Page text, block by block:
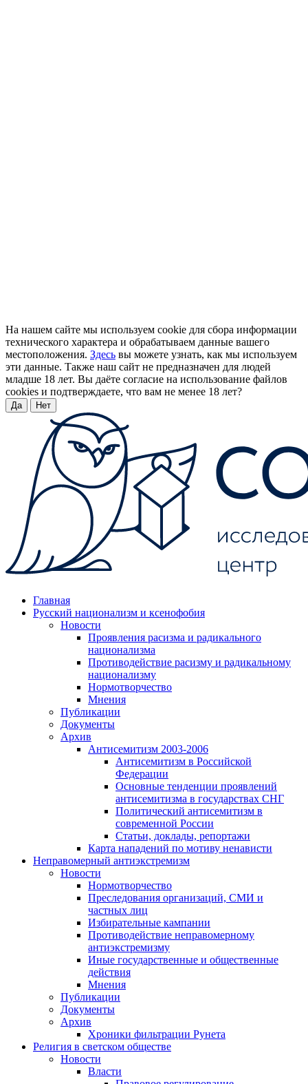
На нашем сайте мы используем cookie для сбора информации
технического характера и обрабатываем данные вашего
местоположения. Здесь вы можете узнать, как мы используем
эти данные. Также наш сайт не предназначен для людей
младше 18 лет. Вы даёте согласие на использование файлов
cookies и подтверждаете, что вам не менее 18 лет?
Да Нет
Главная
Русский национализм и ксенофобия
Новости
Проявления расизма и радикального
национализма
Противодействие расизму и радикальному
национализму
Нормотворчество
Мнения
Публикации
Документы
Архив
Антисемитизм 2003-2006
Антисемитизм в Российской
Федерации
Основные тенденции проявлений
антисемитизма в государствах СНГ
Политический антисемитизм в
современной России
Статьи, доклады, репортажи
Карта нападений по мотиву ненависти
Неправомерный антиэкстремизм
Новости
Нормотворчество
Преследования организаций, СМИ и
частных лиц
Избирательные кампании
Противодействие неправомерному
антиэкстремизму
Иные государственные и общественные
действия
Мнения
Публикации
Документы
Архив
Хроники фильтрации Рунета
Религия в светском обществе
Новости
Власти